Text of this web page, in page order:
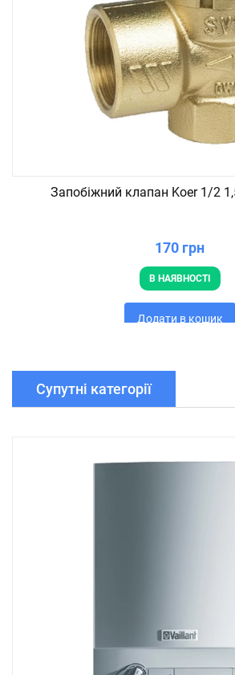
Запобіжний клапан Koer 1/2
170 грн
В НАЯВНОСТІ
Додати в кошик
Супутні категорії